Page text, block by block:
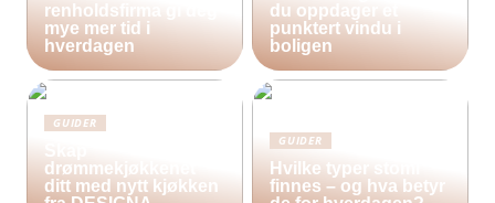
renholdsfirma gi deg
mye mer tid i
hverdagen
du oppdager et
punktert vindu i
boligen
GUIDER
drømmekjøkkenet
ditt med nytt kjøkken
GUIDER
Hvilke typer stomi
finnes – og hva betyr